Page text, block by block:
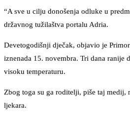
“A sve u cilju donošenja odluke u
državnog tužilaštva portalu Adria.
Devetogodišnji dječak, objavio je
iznenada 15. novembra. Tri dana ranije
visoku temperaturu.
Zbog toga su ga roditelji, piše taj
ljekara.